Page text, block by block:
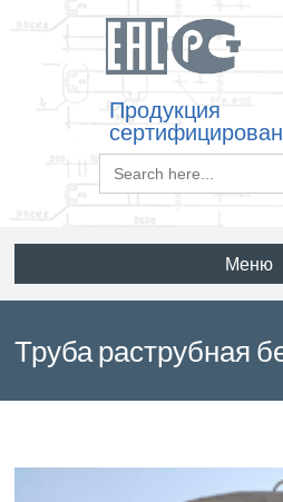
Продукция
Search
for:
Меню
Труба раструбная